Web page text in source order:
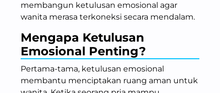
membangun ketulusan emosional agar
wanita merasa terkoneksi secara mendalam.
Mengapa Ketulusan
Emosional Penting?
Pertama-tama, ketulusan emosional
membantu menciptakan ruang aman untuk